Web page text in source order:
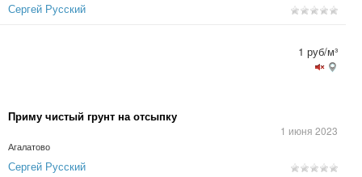
Сергей Русский
Приму чистый грунт на отсыпку
1 июня 2023
Агалатово
1 руб/м³
Сергей Русский